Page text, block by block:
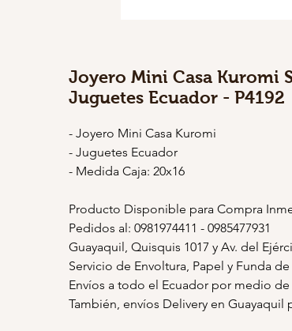
Joyero Mini Casa Kuromi
Juguetes Ecuador - P4192
- Joyero Mini Casa Kuromi
- Juguetes Ecuador
- Medida Caja: 20x16
Producto Disponible para Compra
Pedidos al: 0981974411 - 0985477931
Guayaquil, Quisquis 1017 y Av. del
Servicio de Envoltura, Papel y Funda de
Envíos a todo el Ecuador por medio de
También, envíos Delivery en Guayaquil